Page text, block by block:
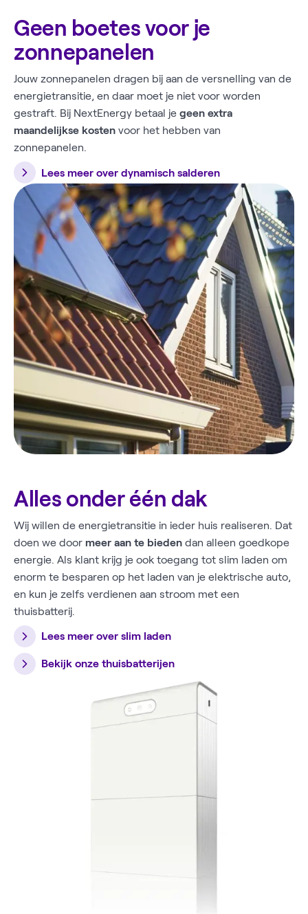
Geen boetes voor je
zonnepanelen
Jouw zonnepanelen dragen bij aan de versnelling van de
energietransitie, en daar moet je niet voor worden
gestraft. Bij NextEnergy betaal je geen extra
maandelijkse kosten voor het hebben van
zonnepanelen.
Lees meer over dynamisch salderen
Alles onder één dak
Wij willen de energietransitie in ieder huis realiseren. Dat
doen we door meer aan te bieden dan alleen goedkope
energie. Als klant krijg je ook toegang tot slim laden om
enorm te besparen op het laden van je elektrische auto,
en kun je zelfs verdienen aan stroom met een
thuisbatterij.
Lees meer over slim laden
Bekijk onze thuisbatterijen